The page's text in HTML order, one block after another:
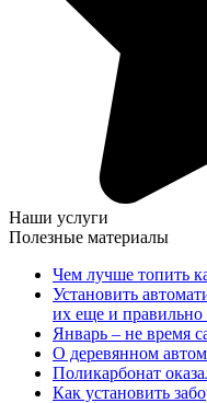
Наши услуги
Полезные материалы
Чем лучше топить
Установить
их еще и правильно
Январь – не время
О деревянном
Поликарбонат
Как установить